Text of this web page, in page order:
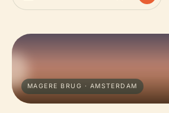
MAGERE BRUG · AMSTERDAM